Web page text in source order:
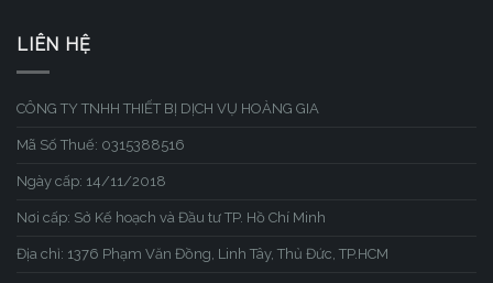
LIÊN HỆ
CÔNG TY TNHH THIẾT BỊ DỊCH VỤ HOÀNG GIA
Mã Số Thuế: 0315388516
Ngày cấp: 14/11/2018
Nơi cấp: Sở Kế hoạch và Đầu tư TP. Hồ Chí Minh
Địa chỉ: 1376 Phạm Văn Đồng, Linh Tây, Thủ Đức, TP.HCM